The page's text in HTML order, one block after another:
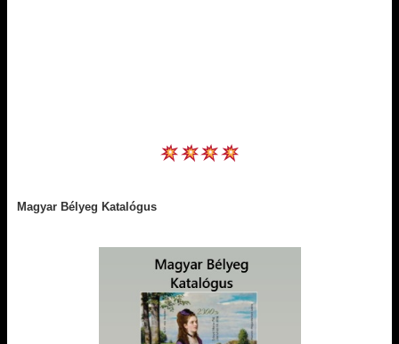
Magyar Bélyeg Katalógus